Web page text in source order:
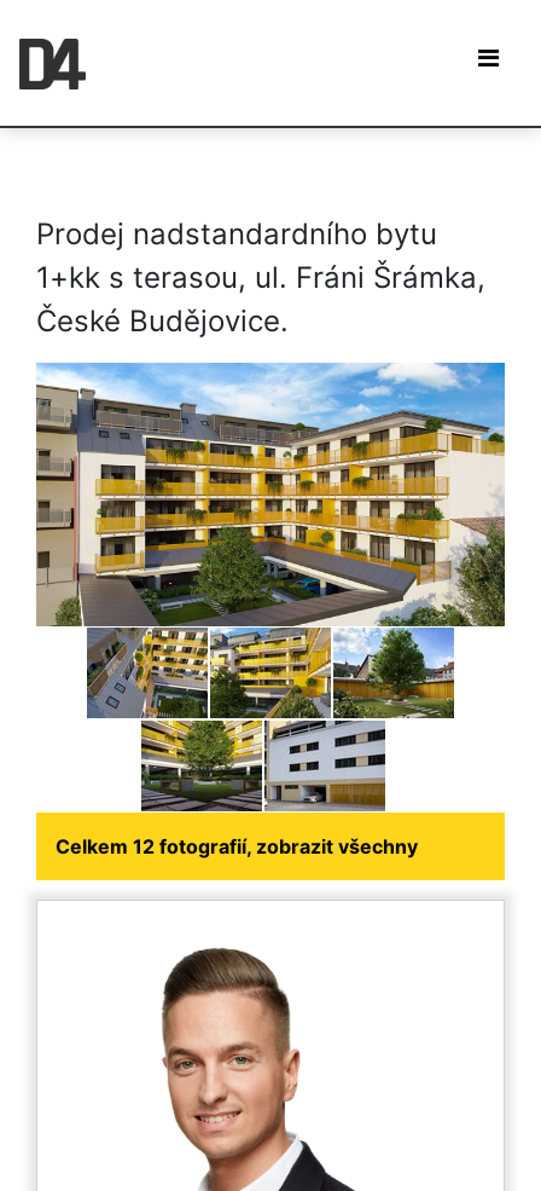
Prodej nadstandardního bytu
1+kk s terasou, ul. Fráni Šrámka,
České Budějovice.
Celkem 12 fotografií, zobrazit všechny